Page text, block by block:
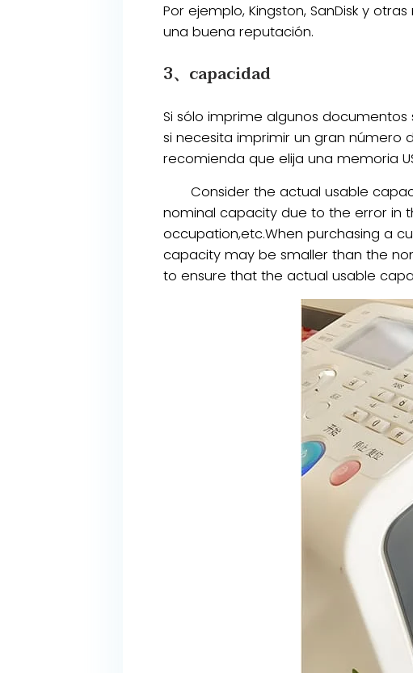
Por ejemplo, Kingston, SanDisk y
una buena reputación.
3、capacidad
Si sólo imprime algunos documentos
si necesita imprimir un gran número
recomienda que elija una memoria
Consider the actual usable
nominal capacity due to the error in
occupation,etc.When purchasing a
capacity may be smaller than the
to ensure that the actual usable